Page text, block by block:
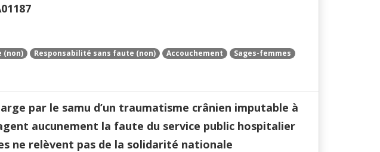
(non) Responsabilité sans faute (non) Accouchement
Sages-femmes
par le samu d’un traumatisme crânien imputable à
aucunement la faute du service public hospitalier
ne relèvent pas de la solidarité nationale